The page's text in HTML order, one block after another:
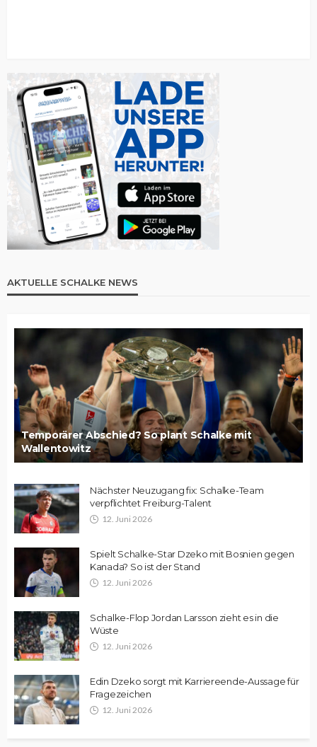
AKTUELLE SCHALKE NEWS
Temporärer Abschied? So plant Schalke mit
Wallentowitz
Nächster Neuzugang fix: Schalke-Team
verpflichtet Freiburg-Talent
12. Juni 2026
Spielt Schalke-Star Dzeko mit Bosnien gegen
Kanada? So ist der Stand
12. Juni 2026
Schalke-Flop Jordan Larsson zieht es in die
Wüste
12. Juni 2026
Edin Dzeko sorgt mit Karriereende-Aussage für
Fragezeichen
12. Juni 2026